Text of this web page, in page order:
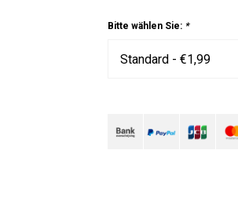
Bitte wählen Sie: *
Standard - €1,99